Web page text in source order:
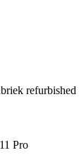
refurbished
Pro